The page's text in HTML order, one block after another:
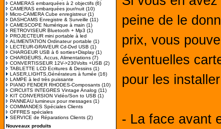
CAMERAS embarquées à 2 objectifs (6)
CAMERAS embarquées jour/nuit (10)
Micro-CAMERA Cube enregistreur(1)
DASHCAMS Enregistre & Surveille (11)
CAMESCOPE Numérique à main (1)
RETROVISEUR Bluetooth + Mp3 (1)
PROJECTEUR mini portable à led
ALIMENTATION Ordinateur portable (1)
LECTEUR-GRAVEUR Cd-Dvd USB (1)
CHARGEUR USB à 6 sorties+Display (1)
CHARGEURS, Accus, Alimentations (7)
CONVERTISSEUR 12V->230Volts +USB (2)
TABLETTE LCD Ecritures & Dessins (1)
LASER,LIGHTS,Générateurs à fumée (16)
LAMPE à led très puissante
PIANO FENDER RHODES-Composants (10)
CIRCUITS INTEGRES Vintage Analog (11)
KIT CONVERSION Vidéo/Son to USB (1)
PANNEAU lumineux pour messages (1)
COMMANDES Spéciales Clients
OFFRES spéciales
SERVICE de Réparations Clients (2)
Nouveaux produits
peine de le
prix, vous
éventuelles
pour les
- La face avant